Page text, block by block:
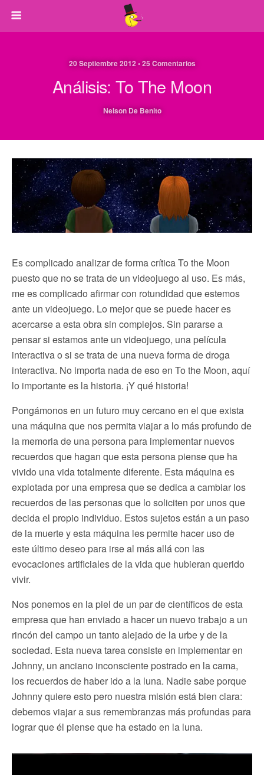
20 Septiembre 2012 • 25 Comentarios
Análisis: To The Moon
Nelson De Benito
Es complicado analizar de forma crítica To the Moon
puesto que no se trata de un videojuego al uso. Es más,
me es complicado afirmar con rotundidad que estemos
ante un videojuego. Lo mejor que se puede hacer es
acercarse a esta obra sin complejos. Sin pararse a
pensar si estamos ante un videojuego, una película
interactiva o si se trata de una nueva forma de droga
interactiva. No importa nada de eso en To the Moon, aquí
lo importante es la historia. ¡Y qué historia!
Pongámonos en un futuro muy cercano en el que exista
una máquina que nos permita viajar a lo más profundo de
la memoria de una persona para implementar nuevos
recuerdos que hagan que esta persona piense que ha
vivido una vida totalmente diferente. Esta máquina es
explotada por una empresa que se dedica a cambiar los
recuerdos de las personas que lo soliciten por unos que
decida el propio individuo. Estos sujetos están a un paso
de la muerte y esta máquina les permite hacer uso de
este último deseo para irse al más allá con las
evocaciones artificiales de la vida que hubieran querido
vivir.
Nos ponemos en la piel de un par de científicos de esta
empresa que han enviado a hacer un nuevo trabajo a un
rincón del campo un tanto alejado de la urbe y de la
sociedad. Esta nueva tarea consiste en implementar en
Johnny, un anciano inconsciente postrado en la cama,
los recuerdos de haber ido a la luna. Nadie sabe porque
Johnny quiere esto pero nuestra misión está bien clara:
debemos viajar a sus remembranzas más profundas para
lograr que él piense que ha estado en la luna.